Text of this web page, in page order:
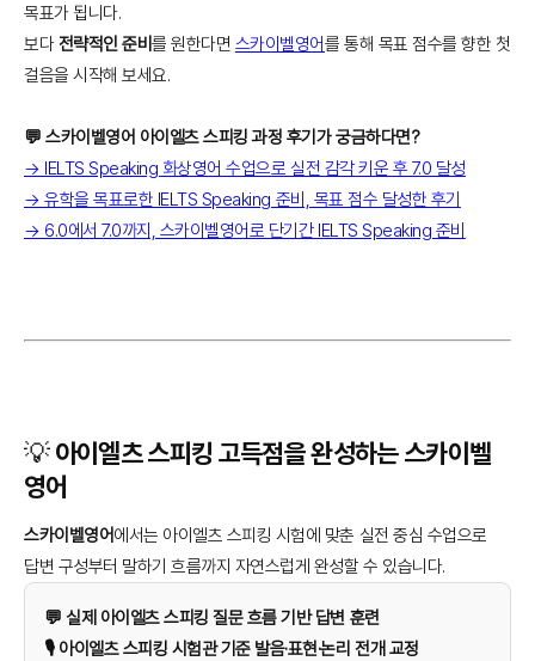
목표가 됩니다.
보다전략적인 준비를 원한다면 스카이벨영어를 통해 목표 점수를 향한 첫
걸음을 시작해 보세요.
💬 스카이벨영어 아이엘츠 스피킹 과정 후기가 궁금하다면?
→ IELTS Speaking 화상영어 수업으로 실전 감각 키운 후 7.0 달성
→ 유학을 목표로한 IELTS Speaking 준비, 목표 점수 달성한 후기
→ 6.0에서 7.0까지, 스카이벨영어로 단기간 IELTS Speaking 준비
💡 아이엘츠 스피킹 고득점을 완성하는 스카이벨
영어
스카이벨영어에서는 아이엘츠 스피킹 시험에 맞춘 실전 중심 수업으로
답변 구성부터 말하기 흐름까지 자연스럽게 완성할 수 있습니다.
💬 실제 아이엘츠 스피킹 질문 흐름 기반 답변 훈련
🎙️ 아이엘츠 스피킹 시험관 기준 발음·표현·논리 전개 교정